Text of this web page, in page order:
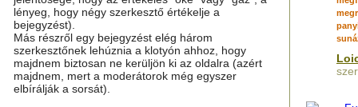
lényeg, hogy négy szerkesztő értékelje a
bejegyzést).
Más részről egy bejegyzést elég három
szerkesztőnek lehúznia a klotyón ahhoz, hogy
majdnem biztosan ne kerüljön ki az oldalra (azért
majdnem, mert a moderátorok még egyszer
elbírálják a sorsát).